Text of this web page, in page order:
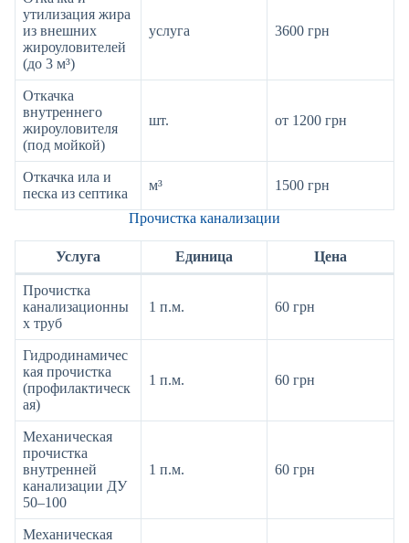
утилизация жира
из внешних
жироуловителей
(до 3 м³)
услуга 3600 грн
Откачка
внутреннего
жироуловителя
(под мойкой)
шт. от 1200 грн
Откачка ила и
песка из септика
м³ 1500 грн
Прочистка канализации
Услуга Единица Цена
Прочистка
канализационны
х труб
1 п.м. 60 грн
Гидродинамичес
кая прочистка
(профилактическ
ая)
1 п.м. 60 грн
Механическая
прочистка
внутренней
канализации ДУ
50–100
1 п.м. 60 грн
Механическая